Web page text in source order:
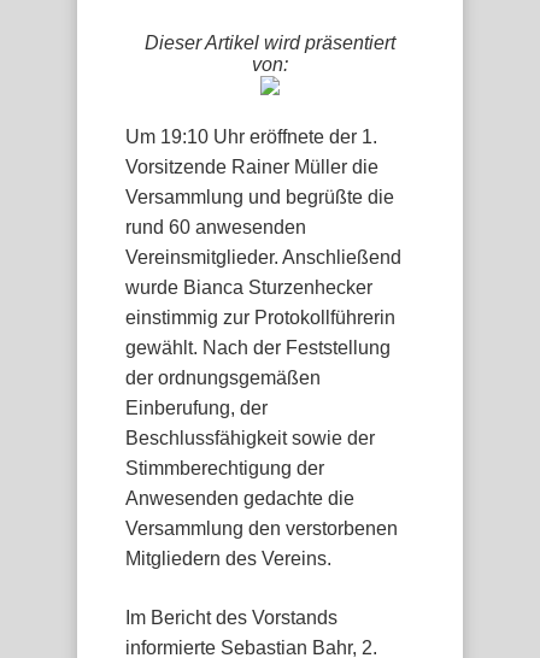
Dieser Artikel wird präsentiert
von:
Um 19:10 Uhr eröffnete der 1.
Vorsitzende Rainer Müller die
Versammlung und begrüßte die
rund 60 anwesenden
Vereinsmitglieder. Anschließend
wurde Bianca Sturzenhecker
einstimmig zur Protokollführerin
gewählt. Nach der Feststellung
der ordnungsgemäßen
Einberufung, der
Beschlussfähigkeit sowie der
Stimmberechtigung der
Anwesenden gedachte die
Versammlung den verstorbenen
Mitgliedern des Vereins.
Im Bericht des Vorstands
informierte Sebastian Bahr, 2.